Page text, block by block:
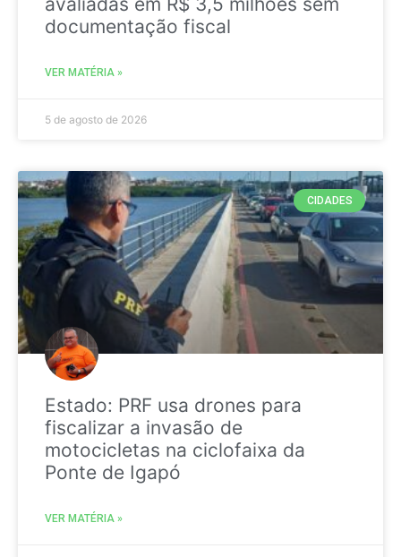
documentação fiscal
VER MATÉRIA »
5 de agosto de 2026
CIDADES
Estado: PRF usa drones para
fiscalizar a invasão de
motocicletas na ciclofaixa da
Ponte de Igapó
VER MATÉRIA »